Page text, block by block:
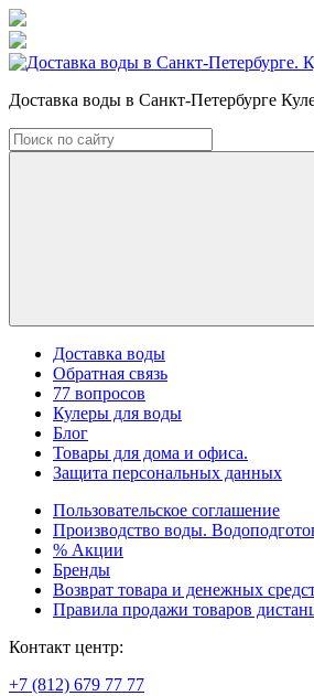
Доставка воды в Санкт-Петербурге
Доставка воды
Обратная связь
77 вопросов
Кулеры для воды
Блог
Товары для дома и офиса.
Защита персональных данных
Пользовательское соглашение
Производство воды.
% Акции
Бренды
Возврат товара и денежных
Правила продажи товаров
Контакт центр:
+7 (812) 679 77 77